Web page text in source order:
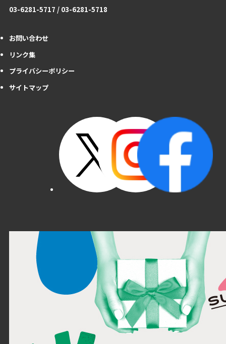
03-6281-5717 / 03-6281-5718
お問い合わせ
リンク集
プライバシーポリシー
サイトマップ